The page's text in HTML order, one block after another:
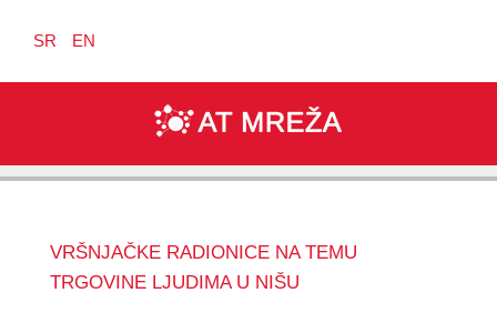
SR EN
VRŠNJAČKE RADIONICE NA TEMU
TRGOVINE LJUDIMA U NIŠU